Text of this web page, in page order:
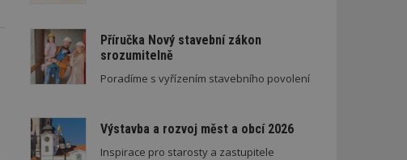
Příručka Nový stavební zákon
srozumitelně
Poradíme s vyřízením stavebního povolení
Výstavba a rozvoj měst a obcí 2026
Inspirace pro starosty a zastupitele